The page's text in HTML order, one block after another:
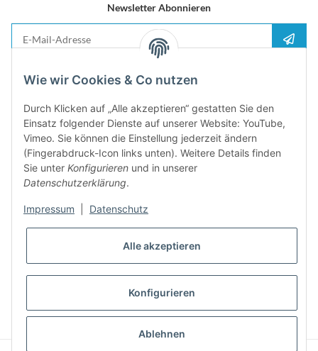
Wie wir Cookies & Co nutzen
Durch Klicken auf „Alle akzeptieren“ gestatten Sie den
Einsatz folgender Dienste auf unserer Website: YouTube,
Vimeo. Sie können die Einstellung jederzeit ändern
(Fingerabdruck-Icon links unten). Weitere Details finden
Sie unter Konfigurieren und in unserer
Datenschutzerklärung.
Impressum Datenschutz
Alle akzeptieren
Konfigurieren
Ablehnen
Newsletter Abonnieren
Bitte senden Sie mir entsprechend Ihrer
jederzeit widerruflich Informationen zu Ihrem Produktsortiment per E-Mail zu.
Newsletter abonieren und5%Rabatt-Guschein erhalten. Für Ihren
nächsten Einkauf. Den Gutschein erhalten Sie per Email nach der
erfolgreichen Bestätigung Ihrer Email-Adresse
* Alle Preise inkl. gesetzlicher USt., zzgl.Versand